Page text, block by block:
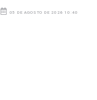
05 DE AGOSTO DE 2026 10:40